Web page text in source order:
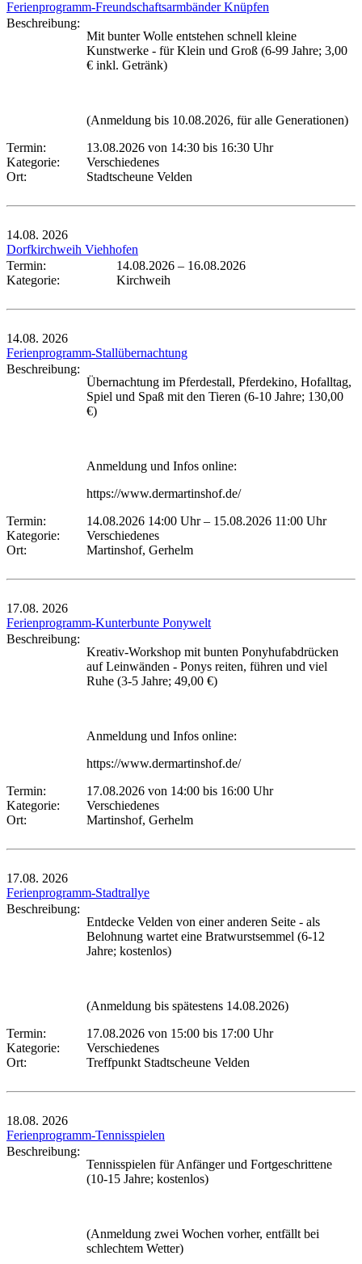
Ferienprogramm-Freundschaftsarmbänder Knüpfen
Beschreibung:
Mit bunter Wolle entstehen schnell kleine
Kunstwerke - für Klein und Groß (6-99 Jahre; 3,00
€ inkl. Getränk)
(Anmeldung bis 10.08.2026, für alle Generationen)
Termin:
13.08.2026 von 14:30 bis 16:30 Uhr
Kategorie:
Verschiedenes
Ort:
Stadtscheune Velden
14.08. 2026
Dorfkirchweih Viehhofen
Termin:
14.08.2026 – 16.08.2026
Kategorie:
Kirchweih
14.08. 2026
Ferienprogramm-Stallübernachtung
Beschreibung:
Übernachtung im Pferdestall, Pferdekino, Hofalltag,
Spiel und Spaß mit den Tieren (6-10 Jahre; 130,00
€)
Anmeldung und Infos online:
https://www.dermartinshof.de/
Termin:
14.08.2026 14:00 Uhr– 15.08.2026 11:00 Uhr
Kategorie:
Verschiedenes
Ort:
Martinshof, Gerhelm
17.08. 2026
Ferienprogramm-Kunterbunte Ponywelt
Beschreibung:
Kreativ-Workshop mit bunten Ponyhufabdrücken
auf Leinwänden - Ponys reiten, führen und viel
Ruhe (3-5 Jahre; 49,00 €)
Anmeldung und Infos online:
https://www.dermartinshof.de/
Termin:
17.08.2026 von 14:00 bis 16:00 Uhr
Kategorie:
Verschiedenes
Ort:
Martinshof, Gerhelm
17.08. 2026
Ferienprogramm-Stadtrallye
Beschreibung:
Entdecke Velden von einer anderen Seite - als
Belohnung wartet eine Bratwurstsemmel (6-12
Jahre; kostenlos)
(Anmeldung bis spätestens 14.08.2026)
Termin:
17.08.2026 von 15:00 bis 17:00 Uhr
Kategorie:
Verschiedenes
Ort:
Treffpunkt Stadtscheune Velden
18.08. 2026
Ferienprogramm-Tennisspielen
Beschreibung:
Tennisspielen für Anfänger und Fortgeschrittene
(10-15 Jahre; kostenlos)
(Anmeldung zwei Wochen vorher, entfällt bei
schlechtem Wetter)